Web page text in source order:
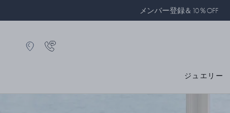
メンバー登録＆10％OFF
ジュエリー